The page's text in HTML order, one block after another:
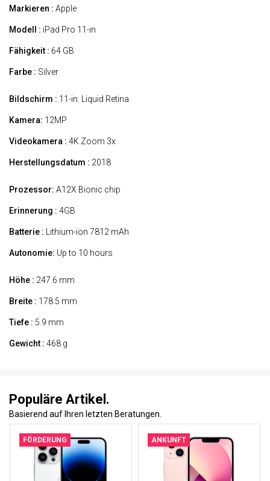
Markieren : Apple
Modell : iPad Pro 11-in
Fähigkeit : 64 GB
Farbe : Silver
Bildschirm : 11-in. Liquid Retina
Kamera: 12MP
Videokamera : 4K Zoom 3x
Herstellungsdatum : 2018
Prozessor: A12X Bionic chip
Erinnerung : 4GB
Batterie : Lithium-ion 7812 mAh
Autonomie: Up to 10 hours
Höhe : 247.6 mm
Breite : 178.5 mm
Tiefe : 5.9 mm
Gewicht : 468 g
Populäre Artikel.
Basierend auf Ihren letzten Beratungen.
FÖRDERUNG ANKUNFT